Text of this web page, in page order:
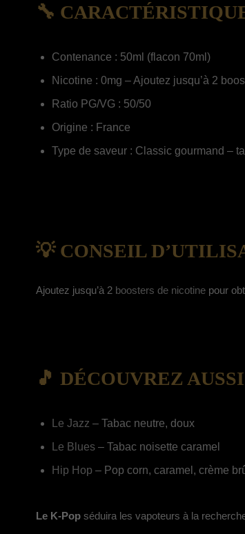
🔧
Contenance : 50ml (flacon 70ml)
Nicotine : 0mg – Ajoutez jusqu’à 2
Ratio PG/VG : 50/50
Origine : France
Type de saveur : Classic gourmand –
💡 CONSEIL
Ajoutez jusqu’à 2 boosters de nicotine pour
🎵 DÉCOUVREZ
Le Jazz – Tabac neutre, doux
Le Blues – Tabac noisette caramel
Hip Hop – Pop corn, caramel, crème
Le K-Pop séduira les vapoteurs à la